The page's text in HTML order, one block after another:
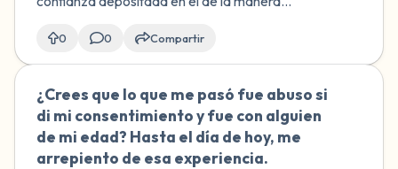
0 0 Compartir
¿Crees que lo que me pasó fue abuso si
di mi consentimiento y fue con alguien
de mi edad? Hasta el día de hoy, me
arrepiento de esa experiencia.